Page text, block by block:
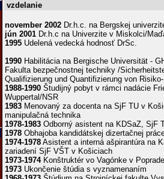
vzdelanie
november 2002 Dr.h.c. na Bergskej
jún 2001 Dr.h.c na Univerzite v Miskolci/
1995 Udelená vedecká hodnosť DrSc.
1990 Habilitácia na Bergische Universität -
Fakulta bezpečnostnej techniky /
Qualifizierung und Quantifizierung von
1988-1990 Študijný pobyt v rámci nadácie
Wuppertal/NSR
1983 Menovaný za docenta na SjF TU v
manipulačná technika
1978-1983 Odborný asistent na KDSaZ, SjF
1978 Obhajoba kandidátskej dizertačnej
1974-1978 Asistent a interná ašpirantúra na
zariadení SjF VŠT v Košiciach
1973-1974Konštruktér vo Vagónke v Poprade
1973 Ukončenie štúdia s vyznamenaním